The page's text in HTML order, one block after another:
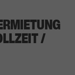
/